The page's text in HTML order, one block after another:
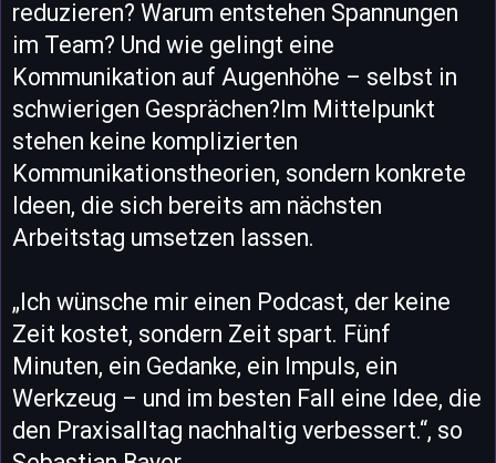
reduzieren? Warum entstehen Spannungen
im Team? Und wie gelingt eine
Kommunikation auf Augenhöhe – selbst in
schwierigen Gesprächen?Im Mittelpunkt
stehen keine komplizierten
Kommunikationstheorien, sondern konkrete
Ideen, die sich bereits am nächsten
Arbeitstag umsetzen lassen.
„Ich wünsche mir einen Podcast, der keine
Zeit kostet, sondern Zeit spart. Fünf
Minuten, ein Gedanke, ein Impuls, ein
Werkzeug – und im besten Fall eine Idee, die
den Praxisalltag nachhaltig verbessert.“, so